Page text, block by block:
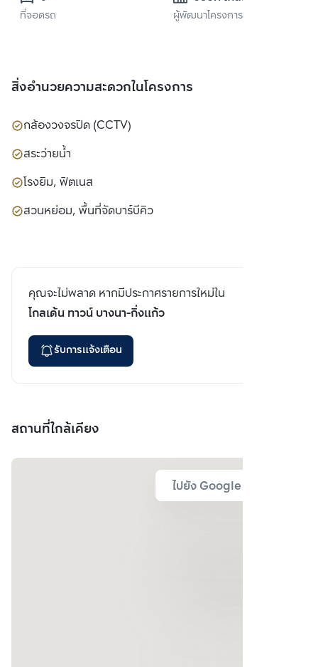
ที่จอดรถ
แลนด์ (เมย์แฟร์)
ผู้พัฒนาโครงการ
สิ่งอำนวยความสะดวกในโครงการ
กล้องวงจรปิด (CCTV)
สระว่ายน้ำ
โรงยิม, ฟิตเนส
สวนหย่อม, พื้นที่จัดบาร์บีคิว
คุณจะไม่พลาด หากมีประกาศรายการใหม่ใน
โกลเด้น ทาวน์ บางนา-กิ่งแก้ว
รับการแจ้งเตือน
สถานที่ใกล้เคียง
ไปยัง Google Map